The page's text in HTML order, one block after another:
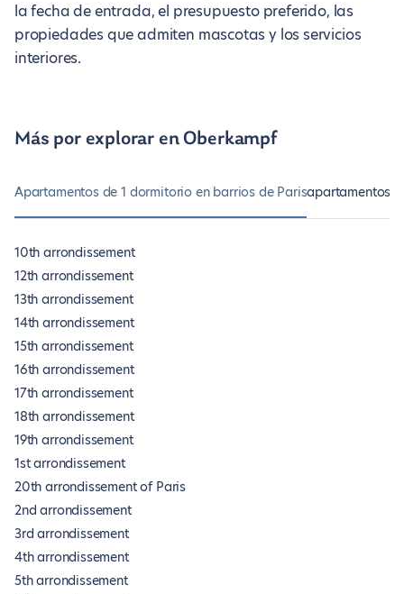
la fecha de entrada, el presupuesto preferido, las
propiedades que admiten mascotas y los servicios
interiores.
Más por explorar en Oberkampf
Apartamentos de 1 dormitorio en barrios de Parisapartamentos
10th arrondissement
12th arrondissement
13th arrondissement
14th arrondissement
15th arrondissement
16th arrondissement
17th arrondissement
18th arrondissement
19th arrondissement
1st arrondissement
20th arrondissement of Paris
2nd arrondissement
3rd arrondissement
4th arrondissement
5th arrondissement